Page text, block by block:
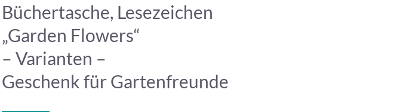
Büchertasche, Lesezeichen
„Garden Flowers“
– Varianten –
Geschenk für Gartenfreunde